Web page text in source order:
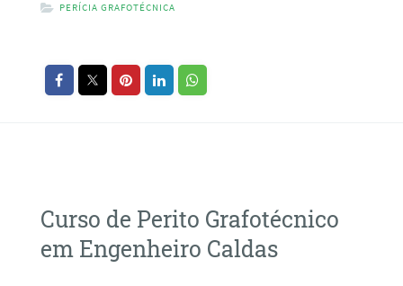
PERÍCIA GRAFOTÉCNICA
Curso de Perito Grafotécnico
em Engenheiro Caldas